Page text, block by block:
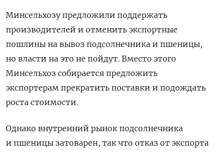
Минсельхозу предложили поддержать
производителей и отменить экспортные
пошлины на вывоз подсолнечника и пшеницы,
но власти на это не пойдут. Вместо этого
Минсельхоз собирается предложить
экспортерам прекратить поставки и подождать
роста стоимости.
Однако внутренний рынок подсолнечника
и пшеницы затоварен, так что отказ от экспорта